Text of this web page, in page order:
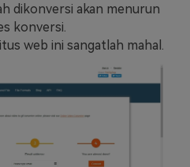
dikonversi akan menurun
konversi.
web ini sangatlah mahal.